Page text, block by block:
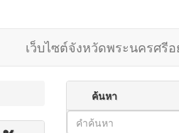
เว็บไซต์จังหวัดพระนครศรี
ค้นหา